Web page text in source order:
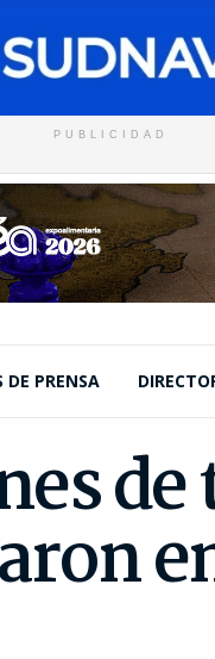
PUBLICIDAD
DE PRENSA
de